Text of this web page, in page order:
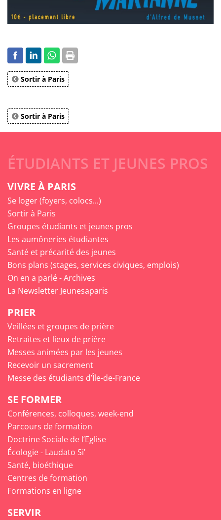
Sortir à Paris
Sortir à Paris
ÉTUDIANTS ET JEUNES PROS
VIVRE À PARIS
Se loger (foyers, colocs...)
Sortir à Paris
Groupes étudiants et jeunes pros
Les aumôneries étudiantes
Santé et précarité des jeunes
Bons plans (stages, services civiques, emplois)
On en a parlé - Archives
La Newsletter Jeunesaparis
PRIER
Veillées et groupes de prière
Retraites et lieux de prière
Messes animées par les jeunes
Recevoir un sacrement
Messe des étudiants d’Île-de-France
SE FORMER
Conférences, colloques, week-end
Parcours de formation
Doctrine Sociale de l’Eglise
Écologie - Laudato Si’
Santé, bioéthique
Centres de formation
Formations en ligne
SERVIR